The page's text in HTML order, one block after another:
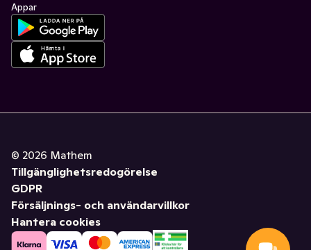
Appar
© 2026 Mathem
Tillgänglighetsredogörelse
GDPR
Försäljnings- och användarvillkor
Hantera cookies